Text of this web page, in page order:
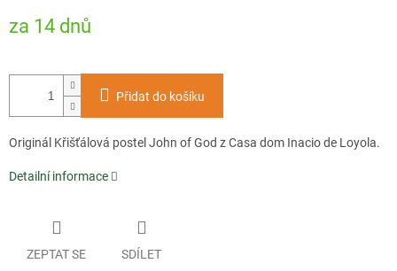
cena:
za 14 dnů
Přidat do košíku
Originál Křišťálová postel John of God z Casa dom Inacio de Loyola.
Detailní informace
ZEPTAT SE SDÍLET